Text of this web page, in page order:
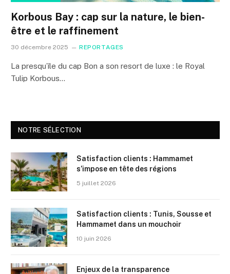
Korbous Bay : cap sur la nature, le bien-
être et le raffinement
30 décembre 2025 REPORTAGES
La presqu’île du cap Bon a son resort de luxe : le Royal
Tulip Korbous…
NOTRE SÉLECTION
Satisfaction clients : Hammamet
s’impose en tête des régions
5 juillet 2026
Satisfaction clients : Tunis, Sousse et
Hammamet dans un mouchoir
10 juin 2026
Enjeux de la transparence